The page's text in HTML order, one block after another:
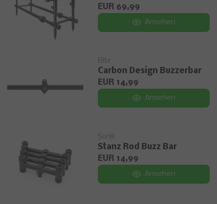
EUR 69,99
Ansehen
Elite
Carbon Design Buzzerbar
EUR 14,99
Ansehen
Sonik
Stanz Rod Buzz Bar
EUR 14,99
Ansehen